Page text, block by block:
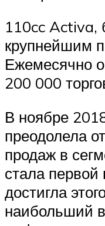
110cc Activa,
крупнейшим
Ежемесячно
200 000
В ноябре
преодолела
продаж в
стала первой
достигла
наибольший